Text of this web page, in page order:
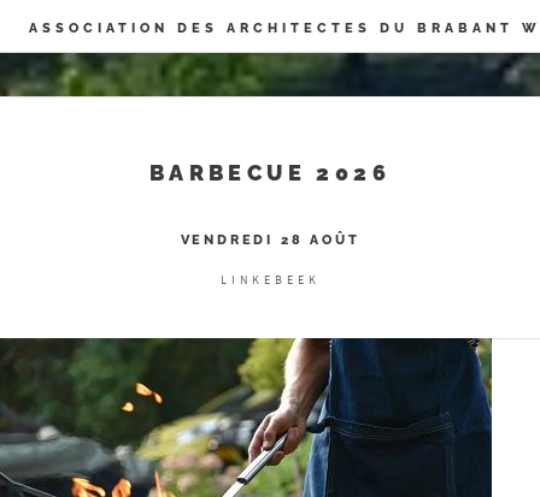
Panneau de gestion des cookies
ASSOCIATION DES ARCHITECTES DU BRABANT
BARBECUE 2026
VENDREDI 28 AOÛT
LINKEBEEK